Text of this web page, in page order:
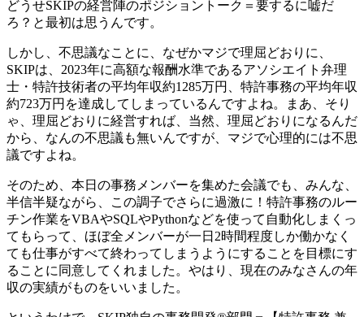
どうせSKIPの経営陣のポジショントーク＝要するに嘘だ
ろ？と最初は思うんです。
しかし、不思議なことに、なぜかマジで理屈どおりに、
SKIPは、2023年に高額な報酬水準であるアソシエイト弁理
士・特許技術者の平均年収約1285万円、特許事務の平均年収
約723万円を達成してしまっているんですよね。まあ、そり
ゃ、理屈どおりに経営すれば、当然、理屈どおりになるんだ
から、なんの不思議も無いんですが、マジで心理的には不思
議ですよね。
そのため、本日の事務メンバーを集めた会議でも、みんな、
半信半疑ながら、この調子でさらに過激に！特許事務のルー
チン作業をVBAやSQLやPythonなどを使って自動化しまくっ
てもらって、ほぼ全メンバーが一日2時間程度しか働かなく
ても仕事がすべて終わってしまうようにすることを目標にす
ることに同意してくれました。やはり、現在のみなさんの年
収の実績がものをいいました。